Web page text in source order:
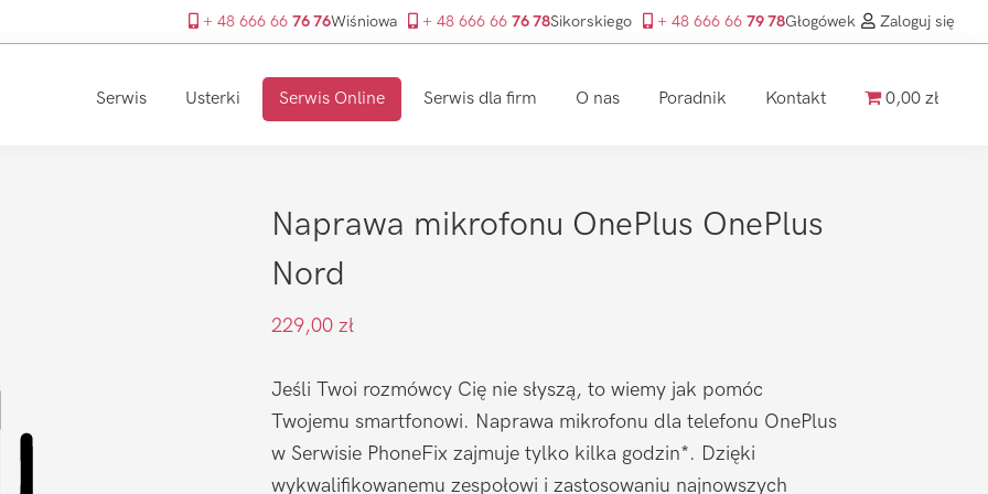
+ 48 666 66 76 76Wiśniowa + 48 666 66 76 78Sikorskiego + 48 666 66 79 78Głogówek Zaloguj się
Serwis Usterki Serwis Online Serwis dla firm O nas Poradnik Kontakt 0,00 zł
Naprawa mikrofonu OnePlus OnePlus
Nord
229,00 zł
Jeśli Twoi rozmówcy Cię nie słyszą, to wiemy jak pomóc
Twojemu smartfonowi. Naprawa mikrofonu dla telefonu OnePlus
w Serwisie PhoneFix zajmuje tylko kilka godzin*. Dzięki
wykwalifikowanemu zespołowi i zastosowaniu najnowszych